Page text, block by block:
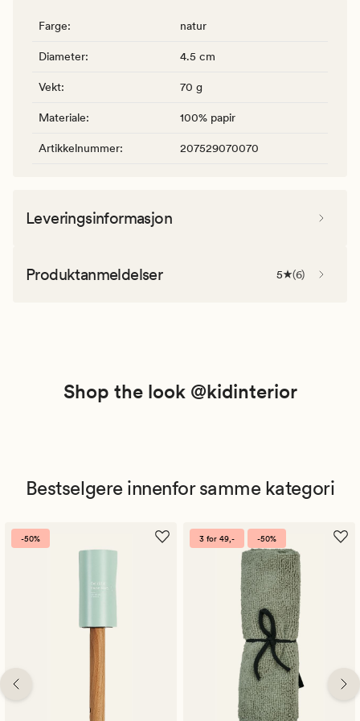
Farge: natur
Diameter: 4.5 cm
Vekt: 70 g
Materiale: 100% papir
Artikkelnummer: 207529070070
Leveringsinformasjon
Produktanmeldelser 5 (6)
Shop the look @kidinterior
Bestselgere innenfor samme kategori
-50% 3 for 49,- -50%